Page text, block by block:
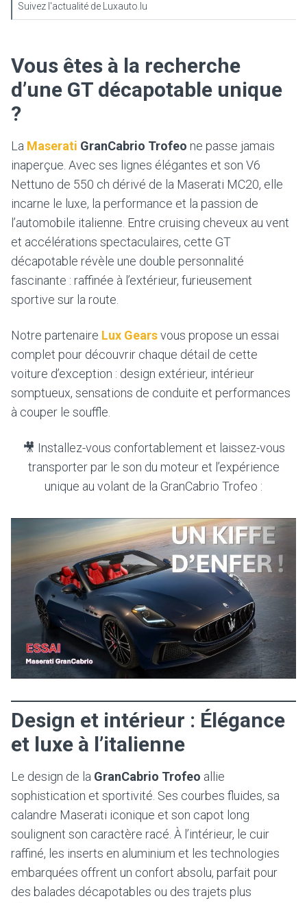
Suivez l'actualité de Luxauto.lu
Vous êtes à la recherche
d’une GT décapotable unique
?
La Maserati GranCabrio Trofeo ne passe jamais
inaperçue. Avec ses lignes élégantes et son V6
Nettuno de 550 ch dérivé de la Maserati MC20, elle
incarne le luxe, la performance et la passion de
l’automobile italienne. Entre cruising cheveux au vent
et accélérations spectaculaires, cette GT
décapotable révèle une double personnalité
fascinante : raffinée à l’extérieur, furieusement
sportive sur la route.
Notre partenaire Lux Gearsvous propose un essai
complet pour découvrir chaque détail de cette
voiture d’exception : design extérieur, intérieur
somptueux, sensations de conduite et performances
à couper le souffle.
🎥 Installez-vous confortablement et laissez-vous
transporter par le son du moteur et l’expérience
unique au volant de la GranCabrio Trofeo :
Design et intérieur : Élégance
et luxe à l’italienne
Le design de la GranCabrio Trofeo allie
sophistication et sportivité. Ses courbes fluides, sa
calandre Maserati iconique et son capot long
soulignent son caractère racé. À l’intérieur, le cuir
raffiné, les inserts en aluminium et les technologies
embarquées offrent un confort absolu, parfait pour
des balades décapotables ou des trajets plus